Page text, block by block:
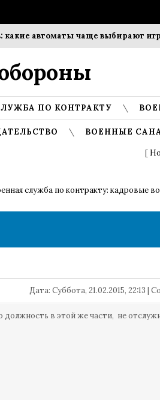
автоматы чаще выбирают
ПО КОНТРАКТУ
ВОЕННЫЕ
[
служба по контракту: кадровые
Дата: Суббота, 21.02.2015, 22:13 |
в этой же части, не